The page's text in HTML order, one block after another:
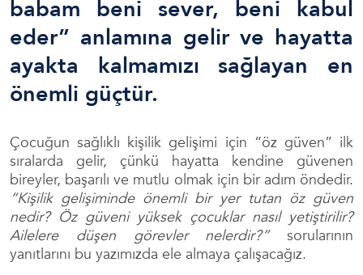
babam beni sever, beni kabul
eder” anlamına gelir ve hayatta
ayakta kalmamızı sağlayan en
önemli güçtür.
Çocuğun sağlıklı kişilik gelişimi için “öz güven” ilk
sıralarda gelir, çünkü hayatta kendine güvenen
bireyler, başarılı ve mutlu olmak için bir adım öndedir.
“Kişilik gelişiminde önemli bir yer tutan öz güven
nedir? Öz güveni yüksek çocuklar nasıl yetiştirilir?
Ailelere düşen görevler nelerdir?”sorularının
yanıtlarını bu yazımızda ele almaya çalışacağız.